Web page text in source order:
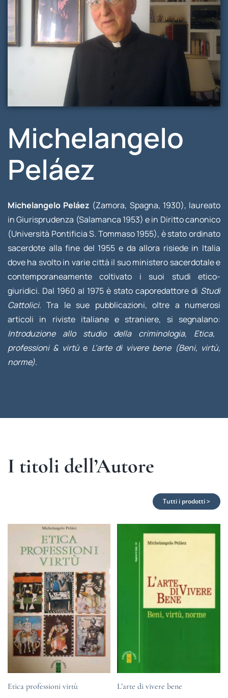
Michelangelo
Peláez
Michelangelo Peláez (Zamora, Spagna, 1930), laureato
in Giurisprudenza (Salamanca 1953) e in Diritto canonico
(Università Pontificia S. Tommaso 1955), è stato ordinato
sacerdote alla fine del 1955 e da allora risiede in Italia
dove ha svolto in varie città il suo ministero sacerdotale e
contemporaneamente coltivato i suoi studi etico-
giuridici. Dal 1960 al 1975 è stato caporedattore di Studi
Cattolici. Tra le sue pubblicazioni, oltre a numerosi
articoli in riviste italiane e straniere, si segnalano:
Introduzione allo studio della criminologia, Etica,
professioni & virtùe L’arte di vivere bene (Beni, virtù,
norme).
I titoli dell’Autore
Tutti i prodotti >
Etica professioni virtù L’arte di vivere bene